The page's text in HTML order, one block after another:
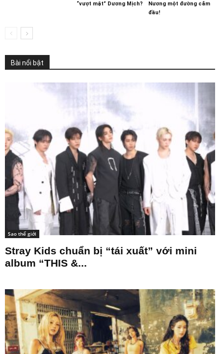
“vượt mặt” Dương Mịch?
Nương một đường cắm
đầu!
Bài nổi bật
Sao thế giới
Stray Kids chuẩn bị “tái xuất” với mini
album “THIS &...